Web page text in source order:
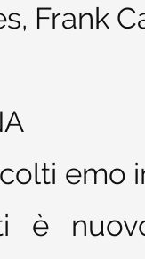
Frank
emo
è